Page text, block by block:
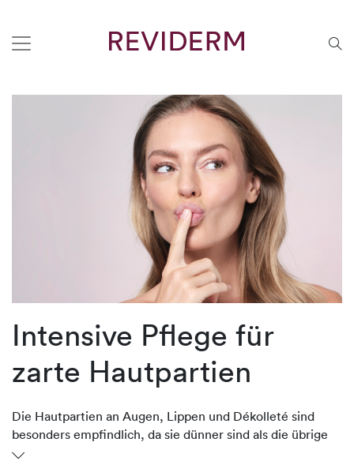
Intensive Pflege für
zarte Hautpartien
Die Hautpartien an Augen, Lippen und Dékolleté sind
besonders empfindlich, da sie dünner sind als die übrige
Gesichtshaut. Oftmals sind sie aber stark der Sonne